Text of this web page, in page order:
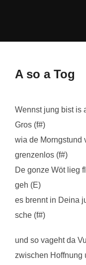
A so a Tog
Wennst jung bist is
Gros (f#)
wia de Morngstund
grenzenlos (f#)
De gonze Wöt lieg
geh (E)
es brennt in Deina
sche (f#)
und so vageht da
zwischen Hoffnung